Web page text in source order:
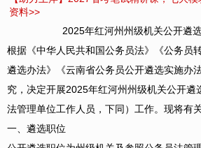
资料>>
2025年红河州州级机关公开遴
根据《中华人民共和国公务员法》《公务员
遴选办法》《云南省公务员公开遴选实施办
究，决定开展2025年红河州州级机关公开遴
法管理单位工作人员，下同）工作。现将有
一、遴选职位